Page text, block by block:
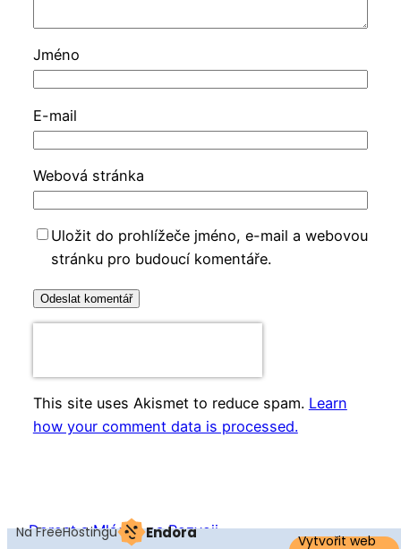
Na FreeHostingu Endora Vytvořit web
Jméno
E-mail
Webová stránka
Uložit do prohlížeče jméno, e-mail a webovou
stránku pro budoucí komentáře.
This site uses Akismet to reduce spam. Learn
how your comment data is processed.
Dorost a Mládež na Rozvoji